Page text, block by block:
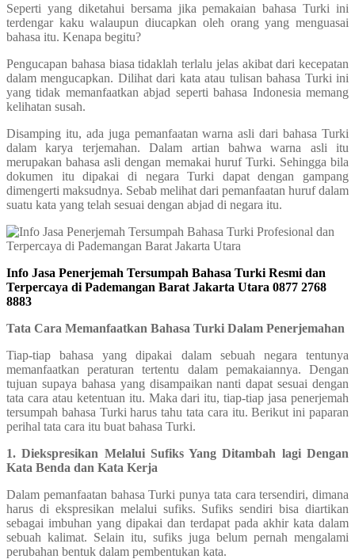
Seperti yang diketahui bersama jika pemakaian bahasa Turki ini
terdengar kaku walaupun diucapkan oleh orang yang menguasai
bahasa itu. Kenapa begitu?
Pengucapan bahasa biasa tidaklah terlalu jelas akibat dari kecepatan
dalam mengucapkan. Dilihat dari kata atau tulisan bahasa Turki ini
yang tidak memanfaatkan abjad seperti bahasa Indonesia memang
kelihatan susah.
Disamping itu, ada juga pemanfaatan warna asli dari bahasa Turki
dalam karya terjemahan. Dalam artian bahwa warna asli itu
merupakan bahasa asli dengan memakai huruf Turki. Sehingga bila
dokumen itu dipakai di negara Turki dapat dengan gampang
dimengerti maksudnya. Sebab melihat dari pemanfaatan huruf dalam
suatu kata yang telah sesuai dengan abjad di negara itu.
Info Jasa Penerjemah Tersumpah Bahasa Turki Resmi dan
Terpercaya di Pademangan Barat Jakarta Utara 0877 2768
8883
Tata Cara Memanfaatkan Bahasa Turki Dalam Penerjemahan
Tiap-tiap bahasa yang dipakai dalam sebuah negara tentunya
memanfaatkan peraturan tertentu dalam pemakaiannya. Dengan
tujuan supaya bahasa yang disampaikan nanti dapat sesuai dengan
tata cara atau ketentuan itu. Maka dari itu, tiap-tiap jasa penerjemah
tersumpah bahasa Turki harus tahu tata cara itu. Berikut ini paparan
perihal tata cara itu buat bahasa Turki.
1. Diekspresikan Melalui Sufiks Yang Ditambah lagi Dengan
Kata Benda dan Kata Kerja
Dalam pemanfaatan bahasa Turki punya tata cara tersendiri, dimana
harus di ekspresikan melalui sufiks. Sufiks sendiri bisa diartikan
sebagai imbuhan yang dipakai dan terdapat pada akhir kata dalam
sebuah kalimat. Selain itu, sufiks juga belum pernah mengalami
perubahan bentuk dalam pembentukan kata.